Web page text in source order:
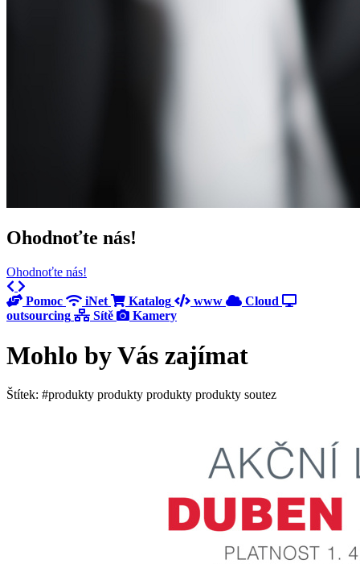
Ohodnoťte nás!
Ohodnoťte nás!
Previous
Pomoc
iNet Katalog www
Cloud
outsourcing
Sítě Kamery
Mohlo by Vás zajímat
Štítek: #produkty produkty produkty produkty soutez